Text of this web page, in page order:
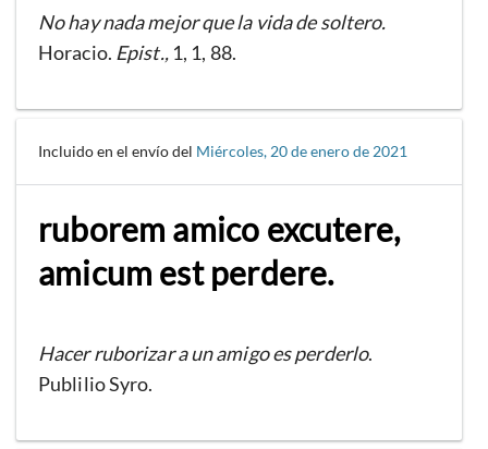
No hay nada mejor que la vida de soltero.
Horacio. Epist., 1, 1, 88.
Incluido en el envío del Miércoles, 20 de enero de 2021
ruborem amico excutere,
amicum est perdere.
Hacer ruborizar a un amigo es perderlo.
Publilio Syro.